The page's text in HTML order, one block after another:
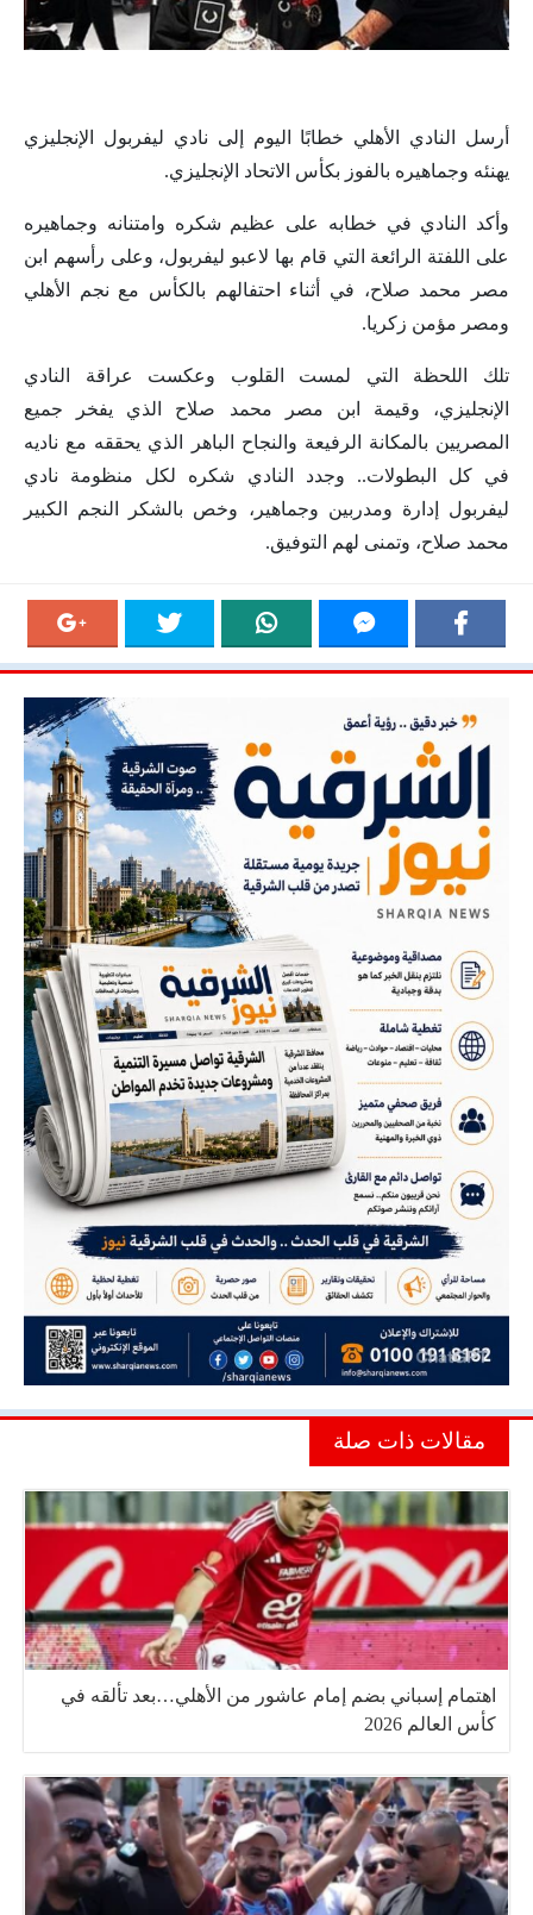
أرسل النادي الأهلي خطابًا اليوم إلى نادي ليفربول الإنجليزي
يهنئه وجماهيره بالفوز بكأس الاتحاد الإنجليزي.
وأكد النادي في خطابه على عظيم شكره وامتنانه وجماهيره
على اللفتة الرائعة التي قام بها لاعبو ليفربول، وعلى رأسهم ابن
مصر محمد صلاح، في أثناء احتفالهم بالكأس مع نجم الأهلي
ومصر مؤمن زكريا.
تلك اللحظة التي لمست القلوب وعكست عراقة النادي
الإنجليزي، وقيمة ابن مصر محمد صلاح الذي يفخر جميع
المصريين بالمكانة الرفيعة والنجاح الباهر الذي يحققه مع ناديه
في كل البطولات.. وجدد النادي شكره لكل منظومة نادي
ليفربول إدارة ومدربين وجماهير، وخص بالشكر النجم الكبير
محمد صلاح، وتمنى لهم التوفيق.‎
مقالات ذات صلة
اهتمام إسباني بضم إمام عاشور من الأهلي…بعد تألقه في
كأس العالم 2026